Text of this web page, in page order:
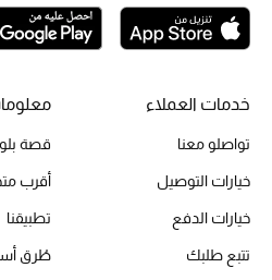
تسوقوا للنساء
الحقائب
الحقائب النسائية
دليل ملتزمات الحقائب
خدمات العملاء
تواصلو معنا
خيارات التوصيل
خيارات الدفع
تتبع طلبك
قصة
أقرب
تطبيقنا
طُرق